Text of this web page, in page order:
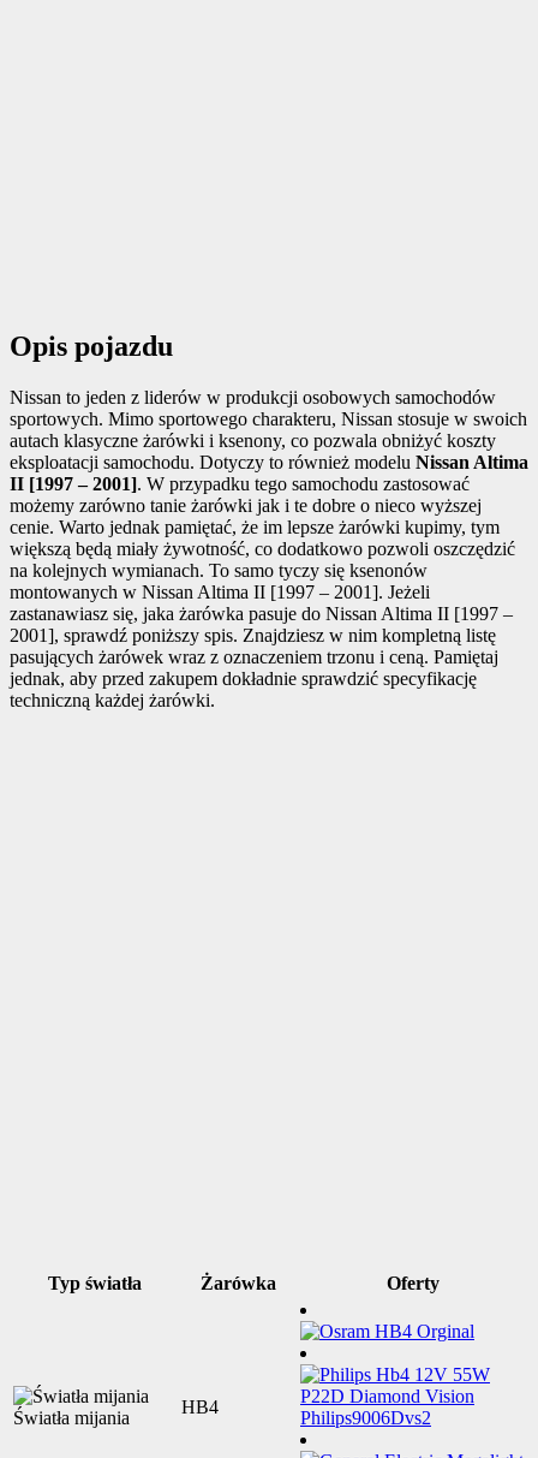
Opis pojazdu
Nissan to jeden z liderów w produkcji osobowych samochodów
sportowych. Mimo sportowego charakteru, Nissan stosuje w swoich
autach klasyczne żarówki i ksenony, co pozwala obniżyć koszty
eksploatacji samochodu. Dotyczy to również modelu Nissan Altima
II [1997 – 2001]. W przypadku tego samochodu zastosować
możemy zarówno tanie żarówki jak i te dobre o nieco wyższej
cenie. Warto jednak pamiętać, że im lepsze żarówki kupimy, tym
większą będą miały żywotność, co dodatkowo pozwoli oszczędzić
na kolejnych wymianach. To samo tyczy się ksenonów
montowanych w Nissan Altima II [1997 – 2001]. Jeżeli
zastanawiasz się, jaka żarówka pasuje do Nissan Altima II [1997 –
2001], sprawdź poniższy spis. Znajdziesz w nim kompletną listę
pasujących żarówek wraz z oznaczeniem trzonu i ceną. Pamiętaj
jednak, aby przed zakupem dokładnie sprawdzić specyfikację
techniczną każdej żarówki.
Typ światła Żarówka Oferty
Światła mijania
HB4